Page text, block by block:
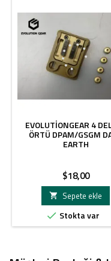
EVOLUTIONGEAR 4
ÖRTÜ DPAM/GSGM
EARTH
Fiyat
$18,00

Sepete ekle
 Stokta var